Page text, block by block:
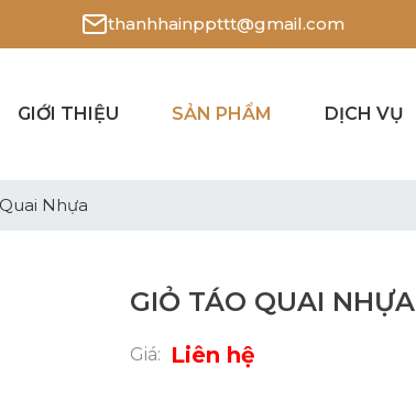
thanhhainppttt@gmail.com
GIỚI THIỆU SẢN PHẨM DỊCH VỤ
Nhựa
GIỎ TÁO QUAI NHỰA
Giá: Liên hệ